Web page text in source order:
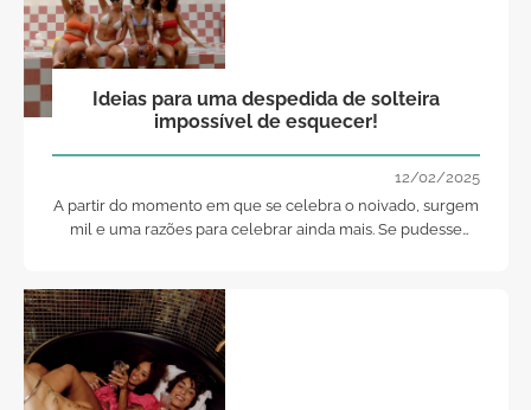
Ideias para uma despedida de solteira
impossível de esquecer!
12/02/2025
A partir do momento em que se celebra o noivado, surgem
mil e uma razões para celebrar ainda mais. Se pudesse